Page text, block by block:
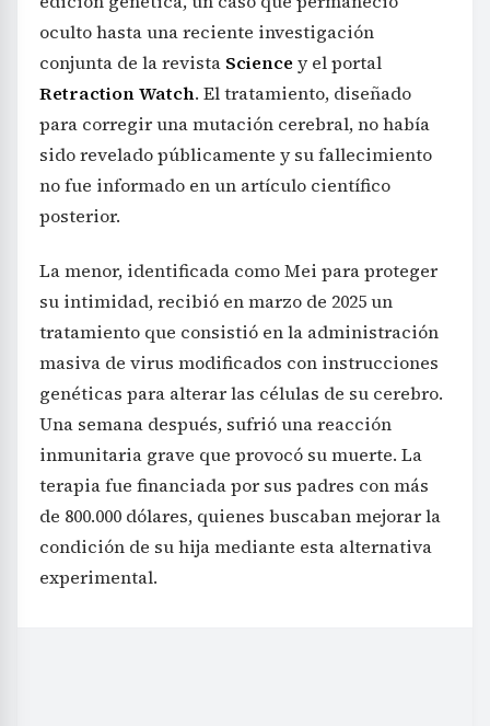
oculto hasta una reciente investigación
conjunta de la revista Science y el portal
Retraction Watch. El tratamiento, diseñado
para corregir una mutación cerebral, no había
sido revelado públicamente y su fallecimiento
no fue informado en un artículo científico
posterior.
La menor, identificada como Mei para proteger
su intimidad, recibió en marzo de 2025 un
tratamiento que consistió en la administración
masiva de virus modificados con instrucciones
genéticas para alterar las células de su cerebro.
Una semana después, sufrió una reacción
inmunitaria grave que provocó su muerte. La
terapia fue financiada por sus padres con más
de 800.000 dólares, quienes buscaban mejorar la
condición de su hija mediante esta alternativa
experimental.